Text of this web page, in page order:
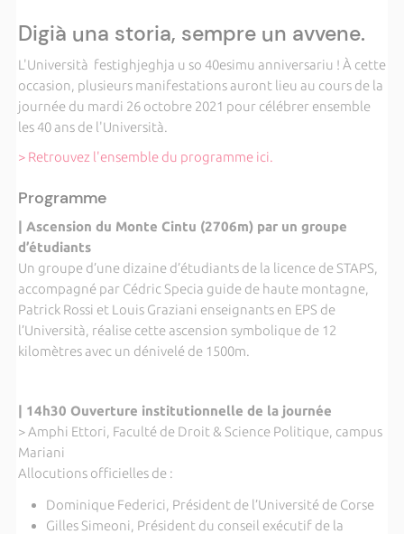
Digià una storia, sempre un avvene.
L'Università festighjeghja u so 40esimu anniversariu ! À cette
occasion, plusieurs manifestations auront lieu au cours de la
journée du mardi 26 octobre 2021 pour célébrer ensemble
les 40 ans de l'Università.
> Retrouvez l'ensemble du programme ici.
Programme
| Ascension du Monte Cintu (2706m) par un groupe
d’étudiants
Un groupe d’une dizaine d’étudiants de la licence de STAPS,
accompagné par Cédric Specia guide de haute montagne,
Patrick Rossi et Louis Graziani enseignants en EPS de
l’Università, réalise cette ascension symbolique de 12
kilomètres avec un dénivelé de 1500m.
| 14h30 Ouverture institutionnelle de la journée
> Amphi Ettori, Faculté de Droit & Science Politique, campus
Mariani
Allocutions officielles de :
Dominique Federici, Président de l’Université de Corse
Gilles Simeoni, Président du conseil exécutif de la